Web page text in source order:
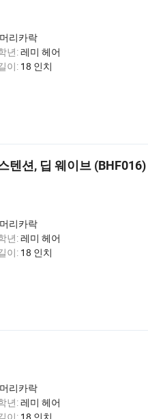
머리카락
년:레미 헤어
이: 18 인치
텐션, 딥 웨이브 (BHF016)
머리카락
년:레미 헤어
이: 18 인치
머리카락
년:레미 헤어